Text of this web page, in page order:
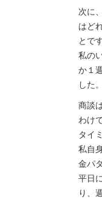
次に
はど
とで
私の
か１
した。
商談
わけ
タイ
私自
金パ
平日
り、